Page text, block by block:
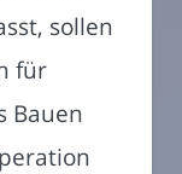
sollen
für
Bauen